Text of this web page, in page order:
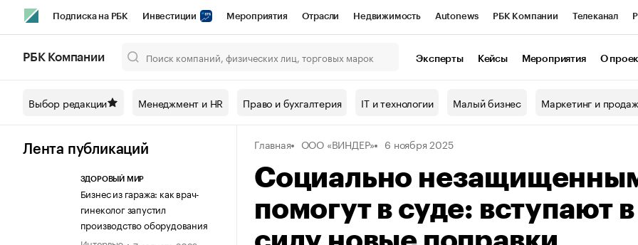
Подписка на РБК Инвестиции Мероприятия Отрасли Недвижимость Autonews РБК Компании Телеканал
Спецпроекты СПб Конференции СПб Спецпроекты Проверка контрагентов
Технологии и медиа Рынок наличной валюты
РБК Компании Эксперты Кейсы Мероприятия О
Выбор редакции Менеджмент и HR Право и бухгалтерия IT и технологии Малый бизнес Маркетинг и
Лента публикаций
ЗДОРОВЫЙ МИР
Бизнес из гаража: как врач-
гинеколог запустил
производство оборудования
Главная ООО «ВИНДЕР» 6 ноября 2025
Социально
помогут в суде: вступают в